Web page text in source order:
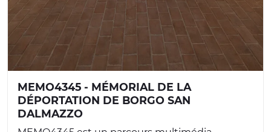
MEMO4345 - MÉMORIAL DE LA
DÉPORTATION DE BORGO SAN
DALMAZZO